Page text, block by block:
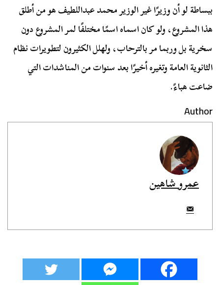
ببساطة لو أن وزيرًا غير الوزير محمد عبداللطيف هو من أطلق
هذا المشروع، ولو كان اسماه اسمًا مختلفًا لمر المشروع دون
سخرية بل وربما مر بالترحاب، ولهلل الكثيرون لتطويرات نظام
الثانوية العامة وتغيره أخيرًا بعد سنوات من المناشدات التي
ضاعت هباءً.
Author
عمرو شاهين